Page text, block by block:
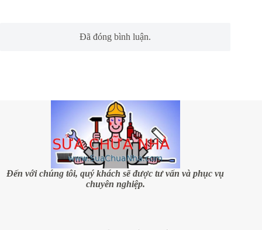
Đã đóng bình luận.
Đến với chúng tôi, quý khách sẽ được tư vấn và phục vụ
chuyên nghiệp.